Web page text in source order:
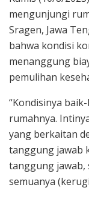
mengunjungi
Sragen, Jawa
bahwa kondisi
menanggung
pemulihan
“Kondisinya
rumahnya.
yang berkaitan
tanggung jawab
tanggung jawab,
semuanya